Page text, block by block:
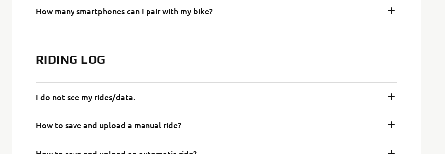
How many smartphones can I pair with my bike?
RIDING LOG
I do not see my rides/data.
How to save and upload a manual ride?